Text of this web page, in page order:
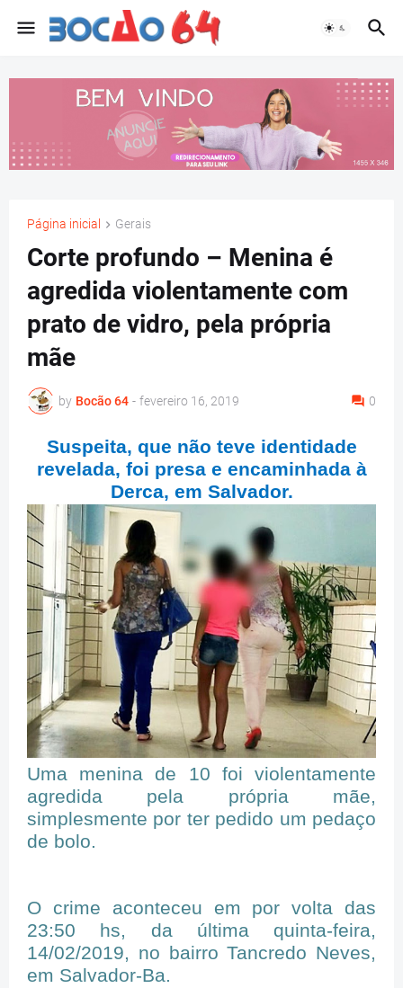
Página inicial Gerais
Corte profundo – Menina é
agredida violentamente com
prato de vidro, pela própria
mãe
by Bocão 64 - fevereiro 16, 2019 0
Suspeita, que não teve identidade
revelada, foi presa e encaminhada à
Derca, em Salvador.
Uma menina de 10 foi violentamente
agredida pela própria mãe,
simplesmente por ter pedido um pedaço
de bolo.
O crime aconteceu em por volta das
23:50 hs, da última quinta-feira,
14/02/2019, no bairro Tancredo Neves,
em Salvador-Ba.